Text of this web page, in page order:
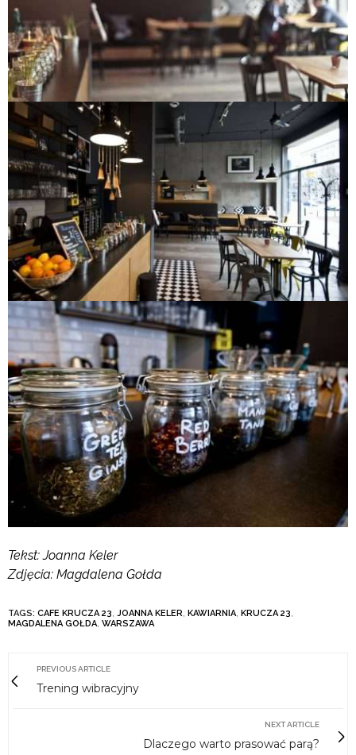
Tekst: Joanna Keler
Zdjęcia: Magdalena Gołda
TAGS: CAFE KRUCZA 23, JOANNA KELER, KAWIARNIA, KRUCZA 23,
MAGDALENA GOŁDA, WARSZAWA
PREVIOUS ARTICLE
Trening wibracyjny
NEXT ARTICLE
Dlaczego warto prasować parą?